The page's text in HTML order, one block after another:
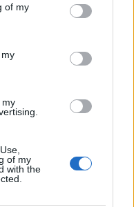
of my
my
of my
with the
és az örökölt árnyak
zsenialitása